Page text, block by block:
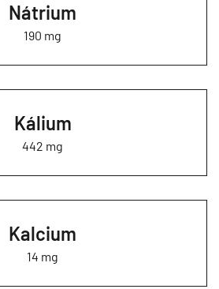
Nátrium
190 mg
Kálium
442 mg
Kalcium
14 mg